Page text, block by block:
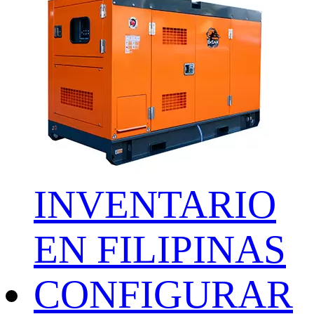
INVENTARIO
EN FILIPINAS
CONFIGURAR